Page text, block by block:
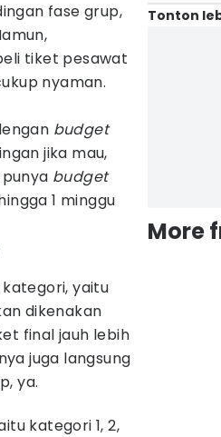
fase grup,
tiket pesawat
nyaman.
budget
jika mau,
budget
1 minggu
kategori, yaitu
dikenakan
final jauh lebih
juga langsung
ya.
kategori 1, 2,
Tonton
More